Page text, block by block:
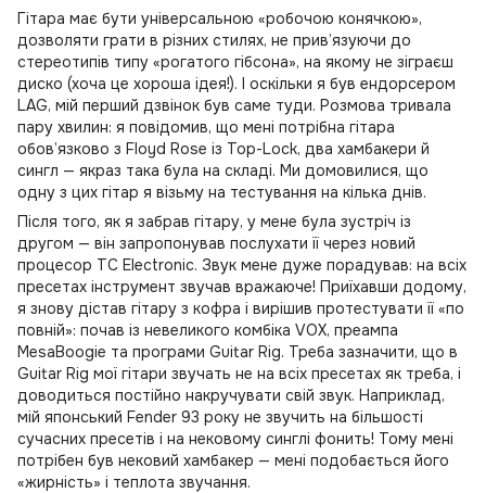
Гітара має бути універсальною «робочою конячкою»,
дозволяти грати в різних стилях, не прив’язуючи до
стереотипів типу «рогатого гібсона», на якому не зіграєш
диско (хоча це хороша ідея!). І оскільки я був ендорсером
LAG, мій перший дзвінок був саме туди. Розмова тривала
пару хвилин: я повідомив, що мені потрібна гітара
обов’язково з Floyd Rose із Top-Lock, два хамбакери й
сингл — якраз така була на складі. Ми домовилися, що
одну з цих гітар я візьму на тестування на кілька днів.
Після того, як я забрав гітару, у мене була зустріч із
другом — він запропонував послухати її через новий
процесор TC Electronic. Звук мене дуже порадував: на всіх
пресетах інструмент звучав вражаюче! Приїхавши додому,
я знову дістав гітару з кофра і вирішив протестувати її «по
повній»: почав із невеликого комбіка VOX, преампа
MesaBoogie та програми Guitar Rig. Треба зазначити, що в
Guitar Rig мої гітари звучать не на всіх пресетах як треба, і
доводиться постійно накручувати свій звук. Наприклад,
мій японський Fender 93 року не звучить на більшості
сучасних пресетів і на нековому синглі фонить! Тому мені
потрібен був нековий хамбакер — мені подобається його
«жирність» і теплота звучання.